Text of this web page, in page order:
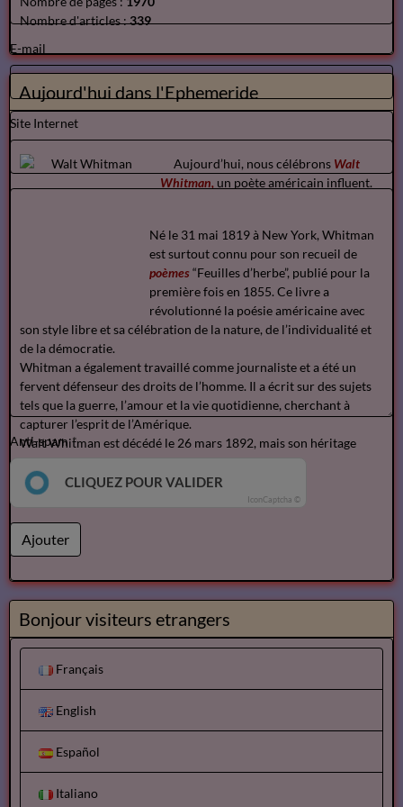
E-mail
Site Internet
Anti-spam
CLIQUEZ POUR VALIDER
IconCaptcha ©
Ajouter
Nombre d'articles :339
Aujourd'hui dans l'Ephemeride
Aujourd’hui, nous célébrons Walt
Whitman, un poète américain influent.
Né le 31 mai 1819 à New York, Whitman
est surtout connu pour son recueil de
poèmes “Feuilles d’herbe”, publié pour la
première fois en 1855. Ce livre a
révolutionné la poésie américaine avec
son style libre et sa célébration de la nature, de l’individualité et
de la démocratie.
Whitman a également travaillé comme journaliste et a été un
fervent défenseur des droits de l’homme. Il a écrit sur des sujets
tels que la guerre, l’amour et la vie quotidienne, cherchant à
capturer l’esprit de l’Amérique.
Walt Whitman est décédé le 26 mars 1892, mais son héritage
Bonjour visiteurs etrangers
Français
English
Español
Italiano